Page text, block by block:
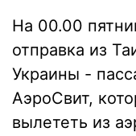
На 00.00
отправка из
Украины -
АэроСвит,
вылететь из